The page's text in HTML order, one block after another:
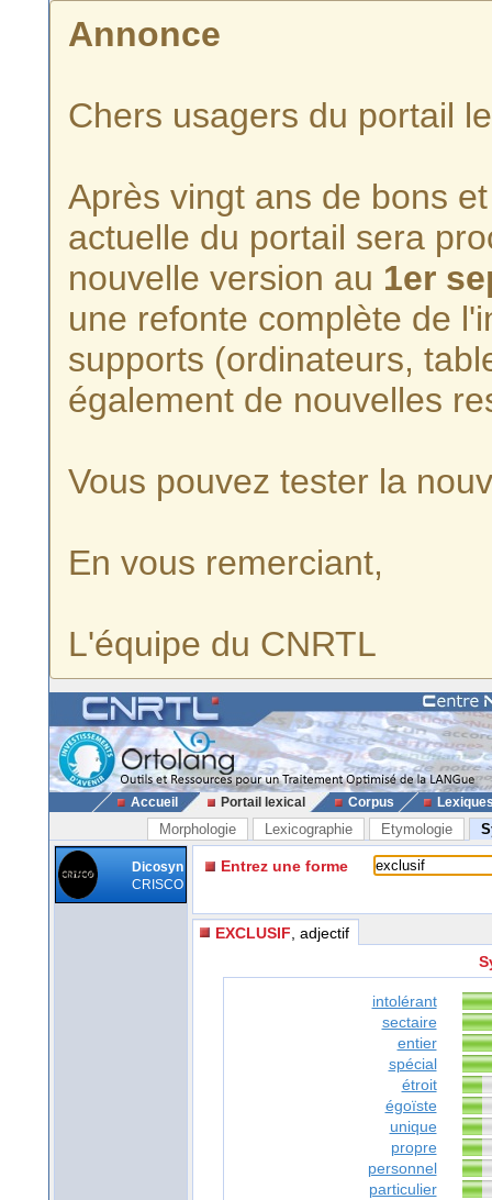
Annonce
Chers usagers du portail
Après vingt ans de bons
actuelle du portail sera
nouvelle version au 1er
une refonte complète de
supports (ordinateurs,
également de nouvelles
Vous pouvez tester la
En vous remerciant,
L'équipe du CNRTL
Accueil Portail lexical Corpus
Morphologie Lexicographie Etymologie
Dicosyn
CRISCO
Entrez une forme
EXCLUSIF , adjectif
intolérant
sectaire
entier
spécial
étroit
égoïste
unique
propre
personnel
particulier